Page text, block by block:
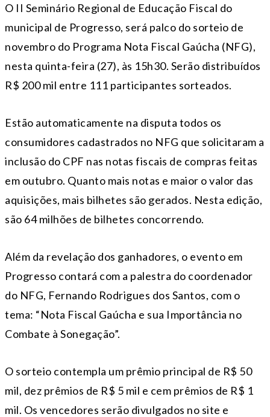
O II Seminário Regional de Educação Fiscal do
municipal de Progresso, será palco do sorteio de
novembro do Programa Nota Fiscal Gaúcha (NFG),
nesta quinta-feira (27), às 15h30. Serão distribuídos
R$ 200 mil entre 111 participantes sorteados.
Estão automaticamente na disputa todos os
consumidores cadastrados no NFG que solicitaram a
inclusão do CPF nas notas fiscais de compras feitas
em outubro. Quanto mais notas e maior o valor das
aquisições, mais bilhetes são gerados. Nesta edição,
são 64 milhões de bilhetes concorrendo.
Além da revelação dos ganhadores, o evento em
Progresso contará com a palestra do coordenador
do NFG, Fernando Rodrigues dos Santos, com o
tema: “Nota Fiscal Gaúcha e sua Importância no
Combate à Sonegação”.
O sorteio contempla um prêmio principal de R$ 50
mil, dez prêmios de R$ 5 mil e cem prêmios de R$ 1
mil. Os vencedores serão divulgados no site e